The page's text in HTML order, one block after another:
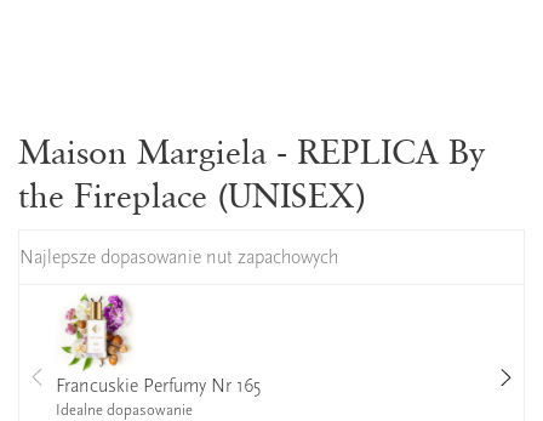
Maison Margiela - REPLICA By
the Fireplace (UNISEX)
Najlepsze dopasowanie nut zapachowych
Francuskie Perfumy Nr 165
Idealne dopasowanie